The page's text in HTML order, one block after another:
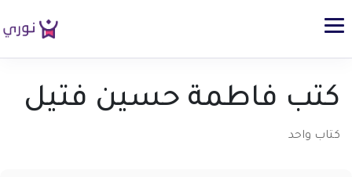
كتب فاطمة حسين فتيل
كتاب واحد